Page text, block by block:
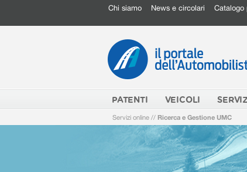
Chi siamo News e circolari Catalogo
PATENTI VEICOLI
Servizi online // Ricerca e Gestione UMC